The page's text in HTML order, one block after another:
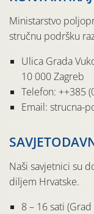
Ministarstvo
stručnu podršku
Ulica Grada
10 000 Zagreb
Telefon: ++385
Email: strucna-
Naši savjetnici su
diljem Hrvatske.
8 – 16 sati